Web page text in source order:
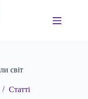
світ
Статті